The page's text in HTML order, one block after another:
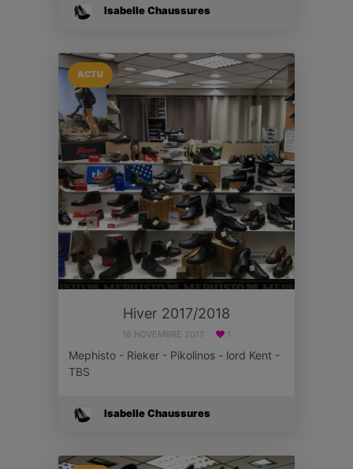
Isabelle Chaussures
ACTU
Hiver 2017/2018
16 NOVEMBRE 2017 1
Mephisto - Rieker - Pikolinos - lord Kent -
TBS
Isabelle Chaussures